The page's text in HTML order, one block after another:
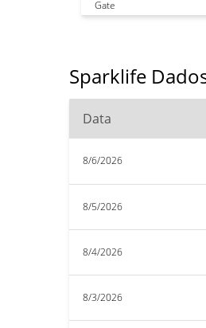
Sparklife
Data
8/6/2026
8/5/2026
8/4/2026
8/3/2026